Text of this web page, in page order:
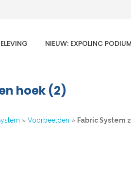
NIEUW: EXPOLINC PODIUM
hoek (2)
» Voorbeelden » Fabric System